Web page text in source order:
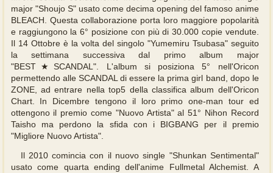
major "Shoujo S" usato come decima opening del famoso anime
BLEACH. Questa collaborazione porta loro maggiore popolarità
e raggiungono la 6° posizione con più di 30.000 copie vendute.
Il 14 Ottobre è la volta del singolo "Yumemiru Tsubasa" seguito
la settimana successiva dal primo album major
"BEST★SCANDAL". L'album si posiziona 5° nell'Oricon
permettendo alle SCANDAL di essere la prima girl band, dopo le
ZONE, ad entrare nella top5 della classifica album dell'Oricon
Chart. In Dicembre tengono il loro primo one-man tour ed
ottengono il premio come "Nuovo Artista" al 51° Nihon Record
Taisho ma perdono la sfida con i BIGBANG per il premio
"Migliore Nuovo Artista".
Il 2010 comincia con il nuovo single "Shunkan Sentimental"
usato come quarta ending dell'anime Fullmetal Alchemist. A